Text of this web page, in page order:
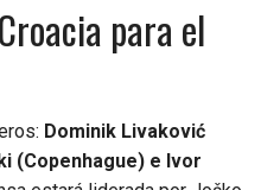
para el
Dominik Livaković
(Copenhague) e Ivor